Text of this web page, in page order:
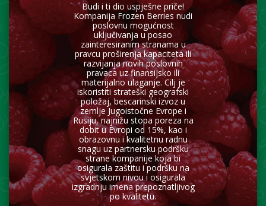
Budi i ti dio uspješne priče!
Kompanija Frozen Berries nudi
poslovnu mogućnost
uključivanja u posao
zainteresiranim stranama u
pravcu proširenja kapaciteta ili
razvijanja novih poslovnih
pravaca uz finansijsko ili
materijalno ulaganje. Cilj je
iskoristiti strateški geografski
položaj, bescarinski izvoz u
zemlje Jugoistočne Evrope i
Rusiju, najnižu stopa poreza na
dobit u Evropi od 15%, kao i
obrazovnu i kvalitetnu radnu
snagu uz partnersku podršku
strane kompanije koja bi
osigurala zaštitu i podršku na
svjetskom nivou i osigurala
izgradnju imena prepoznatljivog
po kvalitetu.